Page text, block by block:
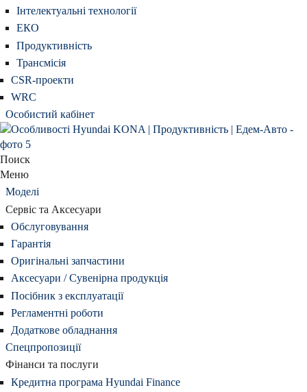
Інтелектуальні технології
ЕКО
Продуктивність
Трансмісія
CSR-проекти
WRC
Особистий кабінет
Поиск
Меню
Моделі
Сервіс та Аксесуари
Обслуговування
Гарантія
Оригінальні запчастини
Аксесуари / Сувенірна продукція
Посібник з експлуатації
Регламентні роботи
Додаткове обладнання
Спецпропозиції
Фінанси та послуги
Кредитна програма Hyundai Finance